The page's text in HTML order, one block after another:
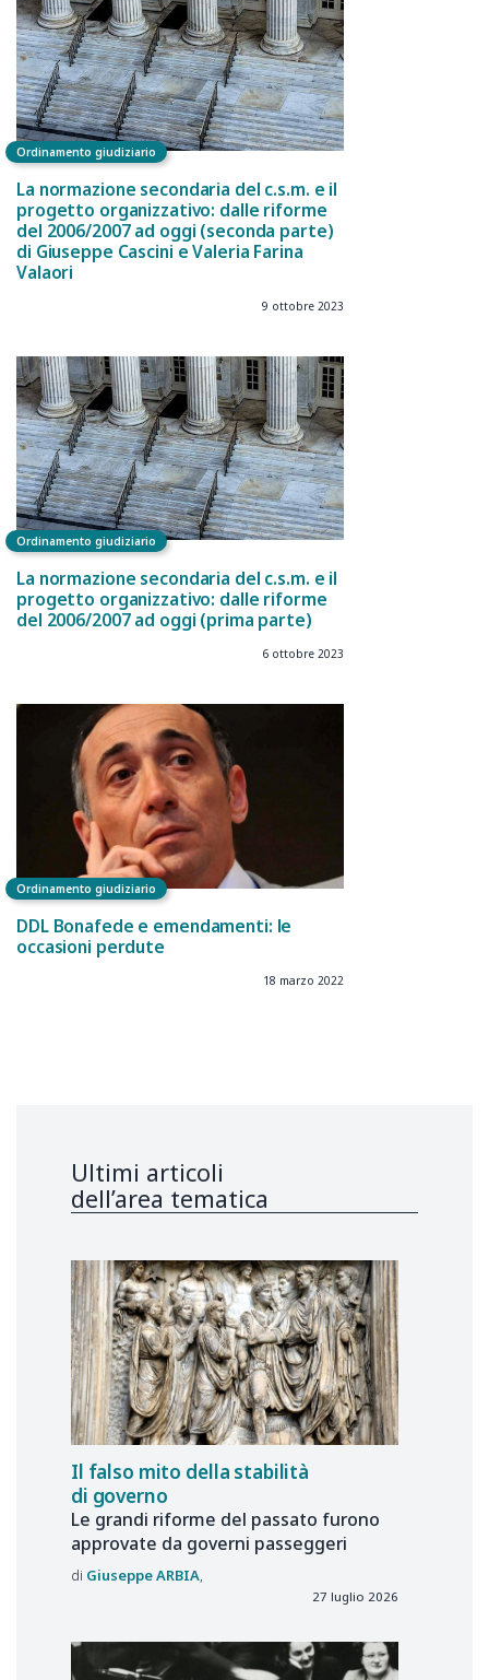
Ordinamento giudiziario
La normazione secondaria del c.s.m. e il
progetto organizzativo: dalle riforme
del 2006/2007 ad oggi (seconda parte)
di Giuseppe Cascini e Valeria Farina
Valaori
9 ottobre 2023
Ordinamento giudiziario
La normazione secondaria del c.s.m. e il
progetto organizzativo: dalle riforme
del 2006/2007 ad oggi (prima parte)
6 ottobre 2023
Ordinamento giudiziario
DDL Bonafede e emendamenti: le
occasioni perdute
18 marzo 2022
Ultimi articoli
dell’area tematica
Il falso mito della stabilità
di governo
Le grandi riforme del passato furono
approvate da governi passeggeri
GiuseppeARBIA
27 luglio 2026